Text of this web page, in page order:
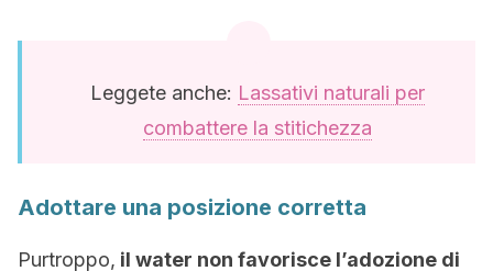
Leggete anche: Lassativi naturali per
combattere la stitichezza
Adottare una posizione corretta
Purtroppo, il water non favorisce l’adozione di